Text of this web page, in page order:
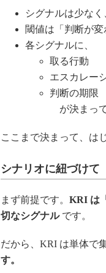
シグナルは少な
閾値は「判断が
各シグナルに、
取る行動
エスカレー
判断の期限
が決まっ
ここまで決まって、は
シナリオに紐づけて
まず前提です。 KRI は
切なシグナルです。
だから、KRI は単体で
す。